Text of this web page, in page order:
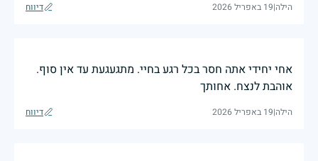
הילה|19 באפריל 2026 דיווח
אחי יחידי אתה חסר בכל רגע בחיי. מתגעגעת עד אין סוף.
אוהבת לנצח. אחותך
הילה|19 באפריל 2026 דיווח